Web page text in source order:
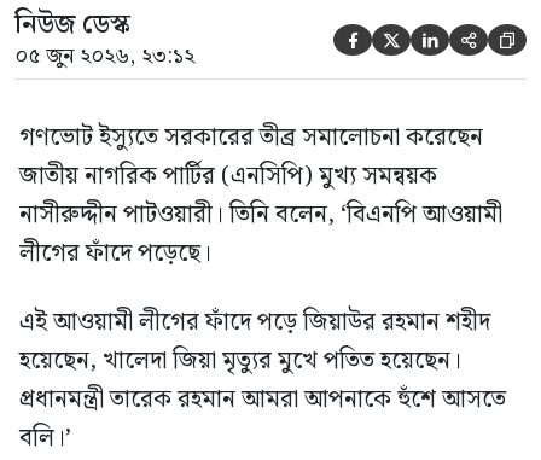
নিউজ ডেস্ক
০৫ জুন ২০২৬, ২৩:১২     
গণভোট ইস্যুতে সরকারের তীব্র সমালোচনা করেছেন
জাতীয় নাগরিক পার্টির (এনসিপি) মুখ্য সমন্বয়ক
নাসীরুদ্দীন পাটওয়ারী। তিনি বলেন, ‘বিএনপি আওয়ামী
লীগের ফাঁদে পড়েছে।
এই আওয়ামী লীগের ফাঁদে পড়ে জিয়াউর রহমান শহীদ
হয়েছেন, খালেদা জিয়া মৃত্যুর মুখে পতিত হয়েছেন।
প্রধানমন্ত্রী তারেক রহমান আমরা আপনাকে হুঁশে আসতে
বলি।’